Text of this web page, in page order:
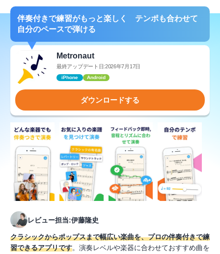
伴奏付きで練習がもっと楽しく テンポも合わせて
自分のペースで弾ける
Metronaut
最終アップデート日:2026年7月17日
iPhone Android
ダウンロードする
レビュー担当:伊藤隆史
クラシックからポップスまで幅広い楽曲を、プロの伴奏付きで練
習できるアプリです。演奏レベルや楽器に合わせておすすめ曲を